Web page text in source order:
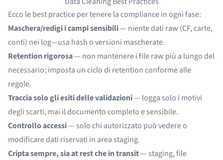
Ecco le best practice per tenere la compliance in ogni fase:
Maschera/redigi i campi sensibili— niente dati raw (CF, carte,
conti) nei log—usa hash o versioni mascherate.
Retention rigorosa— non mantenere i file raw più a lungo del
necessario; imposta un ciclo di retention conforme alle
regole.
Traccia solo gli esiti delle validazioni— logga solo i motivi
degli scarti, mai il documento completo e sensibile.
Controllo accessi— solo chi autorizzato può vedere o
modificare dati riservati in area staging.
Cripta sempre, sia at rest che in transit— staging, file